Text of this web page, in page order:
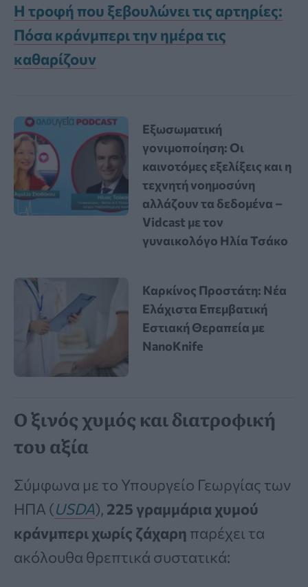
Η τροφή που ξεβουλώνει τις αρτηρίες:
Πόσα κράνμπερι την ημέρα τις
καθαρίζουν
Εξωσωματική
γονιμοποίηση: Οι
καινοτόμες εξελίξεις και η
τεχνητή νοημοσύνη
αλλάζουν τα δεδομένα –
Vidcast με τον
γυναικολόγο Ηλία Τσάκο
Καρκίνος Προστάτη: Νέα
Ελάχιστα Επεμβατική
Εστιακή Θεραπεία με
NanoKnife
Ο ξινός χυμός και διατροφική
του αξία
Σύμφωνα με το Υπουργείο Γεωργίας των
ΗΠΑ (USDA), 225 γραμμάρια χυμού
κράνμπερι χωρίς ζάχαρη παρέχει τα
ακόλουθα θρεπτικά συστατικά: